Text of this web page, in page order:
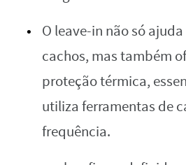
O leave-in não só
cachos, mas também
proteção térmica,
utiliza ferramentas de
frequência.